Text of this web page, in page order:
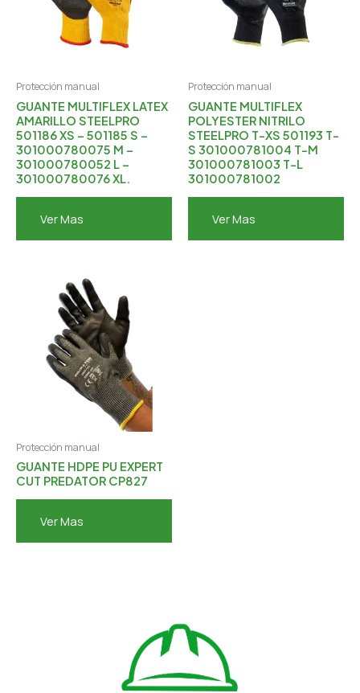
Protección manual
GUANTE MULTIFLEX LATEX
AMARILLO STEELPRO
501186 XS – 501185 S –
301000780075 M –
301000780052 L –
301000780076 XL.
Ver Mas
Protección manual
GUANTE MULTIFLEX
POLYESTER NITRILO
STEELPRO T-XS 501193 T-
S 301000781004 T-M
301000781003 T-L
301000781002
Ver Mas
Protección manual
GUANTE HDPE PU EXPERT
CUT PREDATOR CP827
Ver Mas